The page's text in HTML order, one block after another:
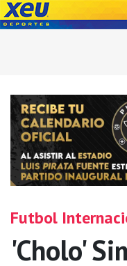
Futbol
'Cholo'